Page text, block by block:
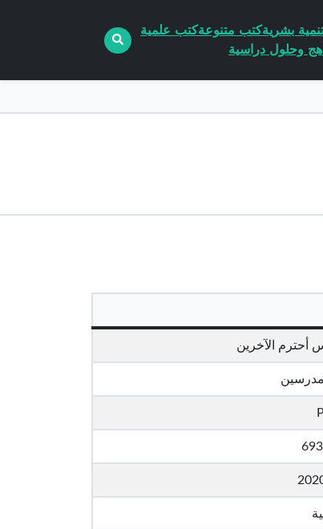
تنمية بشريةكتب متنوعةكتب علمية
وحلول دراسية
الآخرين